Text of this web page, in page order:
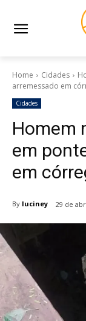
Home Cidades
arremessado em
Cidades
Homem
em
em
By luciney 29 de